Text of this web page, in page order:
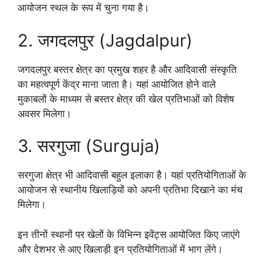
आयोजन स्थल के रूप में चुना गया है।
2. जगदलपुर (Jagdalpur)
जगदलपुर बस्तर क्षेत्र का प्रमुख शहर है और आदिवासी संस्कृति
का महत्वपूर्ण केंद्र माना जाता है। यहां आयोजित होने वाले
मुकाबलों के माध्यम से बस्तर क्षेत्र की खेल प्रतिभाओं को विशेष
अवसर मिलेगा।
3. सरगुजा (Surguja)
सरगुजा क्षेत्र भी आदिवासी बहुल इलाका है। यहां प्रतियोगिताओं के
आयोजन से स्थानीय खिलाड़ियों को अपनी प्रतिभा दिखाने का मंच
मिलेगा।
इन तीनों स्थानों पर खेलों के विभिन्न इवेंट्स आयोजित किए जाएंगे
और देशभर से आए खिलाड़ी इन प्रतियोगिताओं में भाग लेंगे।